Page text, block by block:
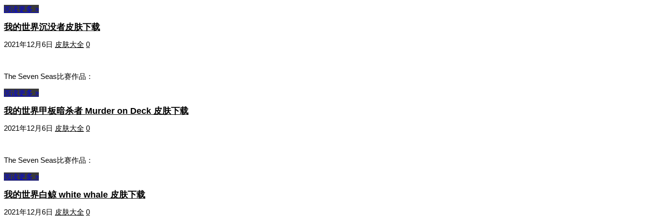
阅读更多 »
我的世界沉没者皮肤下载
2021年12月6日 皮肤大全 0
The Seven Seas比赛作品：
阅读更多 »
我的世界甲板暗杀者 Murder on Deck 皮肤下载
2021年12月6日 皮肤大全 0
The Seven Seas比赛作品：
阅读更多 »
我的世界白鲸 white whale 皮肤下载
2021年12月6日 皮肤大全 0